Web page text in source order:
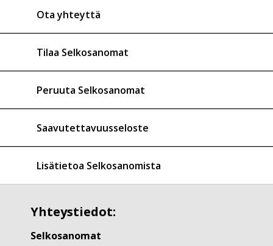
Ota yhteyttä
Tilaa Selkosanomat
Peruuta Selkosanomat
Saavutettavuusseloste
Lisätietoa Selkosanomista
Yhteystiedot:
Selkosanomat